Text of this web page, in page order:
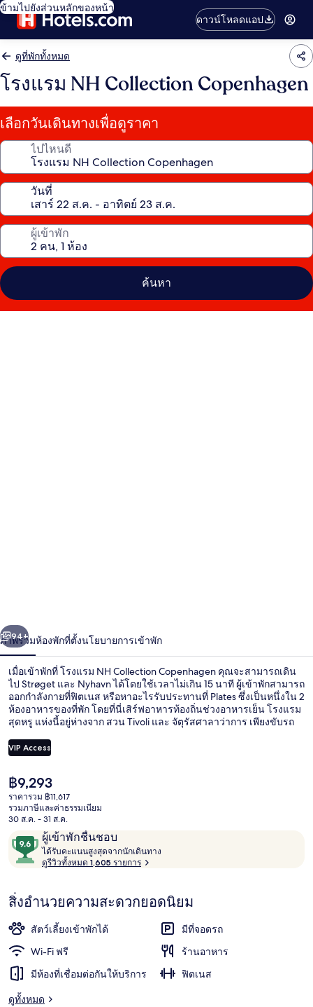
ข้ามไปยังส่วนหลักของหน้า
ดาวน์โหลดแอป
ดูที่พักทั้งหมด
โรงแรม NH Collection Copenhagen
เลือกวันเดินทางเพื่อดูราคา
ไปไหนดี
วันที่
ผู้เข้าพัก
ค้นหา
า
ถัดไป
94+
ภาพรวมห้องพักที่ตั้งนโยบายการเข้าพัก
เมื่อเข้าพักที่ โรงแรม NH Collection Copenhagen คุณจะสามารถเดิน
ไป Strøget และ Nyhavn ได้โดยใช้เวลาไม่เกิน 15 นาที ผู้เข้าพักสามารถ
ออกกำลังกายที่ฟิตเนส หรือหาอะไรรับประทานที่ Plates ซึ่งเป็นหนึ่งใน 2
ห้องอาหารของที่พัก โดยที่นี่เสิร์ฟอาหารท้องถิ่นช่วงอาหารเย็น โรงแรม
สุดหรู แห่งนี้อยู่ห่างจาก สวน Tivoli และ จัตุรัสศาลาว่าการ เพียงขับรถ
เที่ยว และเพราะทำเลอยู่ใกล้กับขนส่งสาธารณะ โดย สถานี
Christianshavn ใช้เวลาเดินไปเพียง 3 นาที และ สถานีรถไฟแกมเมล สต
VIP Access
ราคา
ปัจจุบัน
฿9,293
฿9,293
ราคารวม ฿11,617
รวมภาษีและค่าธรรมเนียม
30 ส.ค. - 31 ส.ค.
รีวิว ผู้เข้าพักชื่นชอบ
9.6
จาก
10,
เข้า
พัก
ชอบ
ได้รับคะแนนสูงสุดจากนักเดินทาง
ค
แ
น
น
ง
ดูรีวิวทั้งหมด 1,605 รายการ
สิ่งอำนวยความสะดวกยอดนิยม
สัตว์เลี้ยงเข้าพักได้
มีที่จอดรถ
Wi-Fi ฟรี
ร้านอาหาร
มีห้องที่เชื่อมต่อกันให้บริการ
ฟิตเนส
ดูทั้งหมด